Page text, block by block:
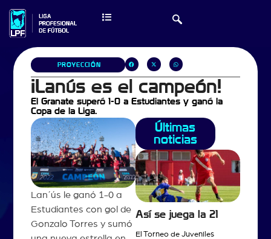
PROYECCIÓN
¡Lanús es el campeón!
El Granate superó 1-0 a Estudiantes y ganó la
Copa de la Liga.
Lan´ús le ganó 1-0 a
Estudiantes con gol de
Gonzalo Torres y sumó
Últimas
noticias
Así se juega la 21
El Torneo de Juveniles